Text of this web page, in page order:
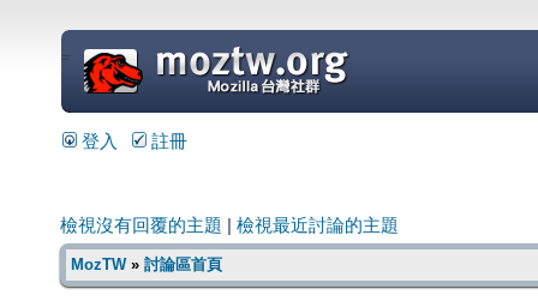
=
登入 註冊
檢視沒有回覆的主題 檢視最近討論的主題
MozTW» 討論區首頁